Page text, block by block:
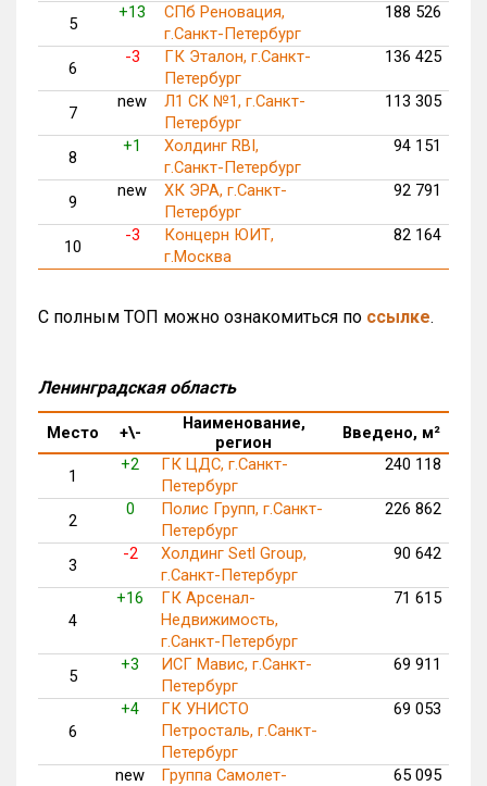
5
+13
СПб Реновация,
г.Санкт-Петербург
188 526
6
-3
ГК Эталон, г.Санкт-
Петербург
136 425
7
new
Л1 СК №1, г.Санкт-
Петербург
113 305
8
+1
Холдинг RBI,
г.Санкт-Петербург
94 151
9
new
ХК ЭРА, г.Санкт-
Петербург
92 791
10
-3
Концерн ЮИТ,
г.Москва
82 164
С полным ТОП можно ознакомиться по ссылке.
Ленинградская область
Место +\-
Наименование,
регион
Введено, м²
1
+2
ГК ЦДС, г.Санкт-
Петербург
240 118
2
0
Полис Групп, г.Санкт-
Петербург
226 862
3
-2
Холдинг Setl Group,
г.Санкт-Петербург
90 642
4
+16
ГК Арсенал-
Недвижимость,
г.Санкт-Петербург
71 615
5
+3
ИСГ Мавис, г.Санкт-
Петербург
69 911
6
+4
ГК УНИСТО
Петросталь, г.Санкт-
Петербург
69 053
new
Группа Самолет-
65 095